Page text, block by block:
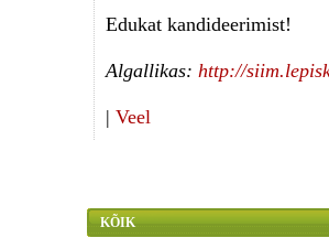
Edukat kandideerimist!
Algallikas: http://
| Veel
KÕIK